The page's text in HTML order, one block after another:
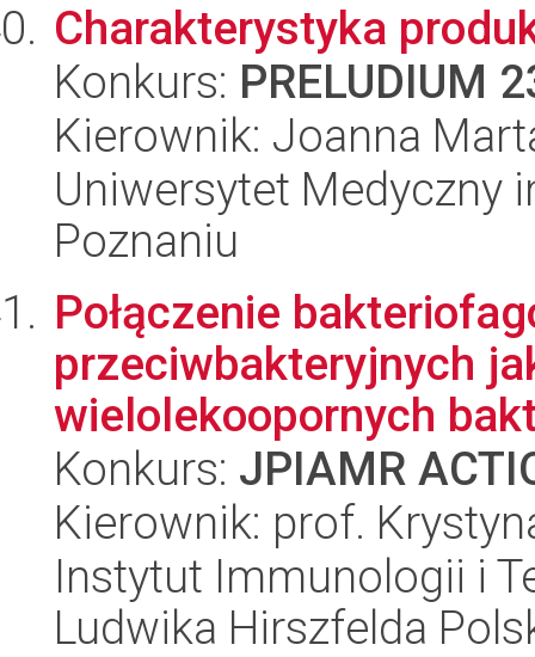
Charakterystyka
Konkurs: PRELUDIUM
Kierownik: Joanna
Uniwersytet Medyczny
Poznaniu
Połączenie
przeciwbakteryjnych
wielolekoopornych
Konkurs: JPIAMR
Kierownik: prof.
Instytut Immunologii i
Ludwika Hirszfelda